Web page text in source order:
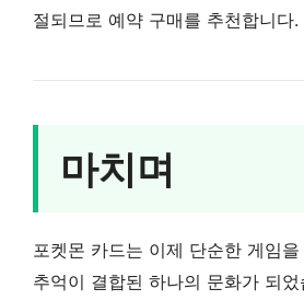
절되므로 예약 구매를 추천합니다.
마치며
포켓몬 카드는 이제 단순한 게임
추억이 결합된 하나의 문화가 되